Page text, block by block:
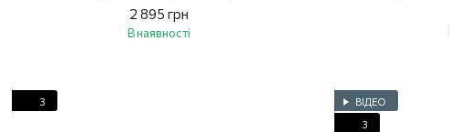
2 895 грн
В наявності
3
ВІДЕО
3